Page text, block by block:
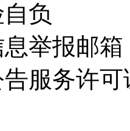
自负
举报邮箱
务许可